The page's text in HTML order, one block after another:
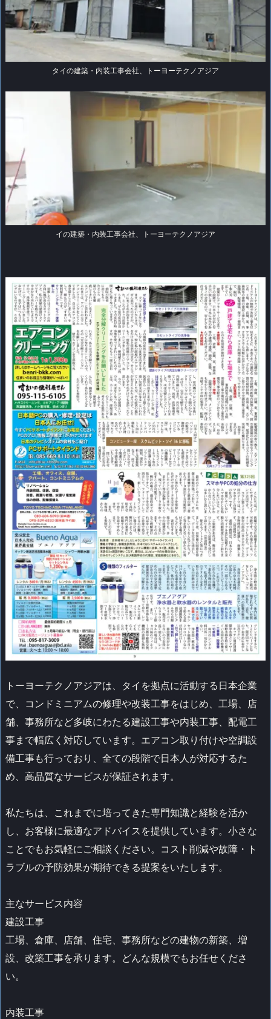
タイの建築・内装工事会社、トーヨーテクノアジア
イの建築・内装工事会社、トーヨーテクノアジア
トーヨーテクノアジアは、タイを拠点に活動する日本企業
で、コンドミニアムの修理や改装工事をはじめ、工場、店
舗、事務所など多岐にわたる建設工事や内装工事、配電工
事まで幅広く対応しています。エアコン取り付けや空調設
備工事も行っており、全ての段階で日本人が対応するた
め、高品質なサービスが保証されます。
私たちは、これまでに培ってきた専門知識と経験を活か
し、お客様に最適なアドバイスを提供しています。小さな
ことでもお気軽にご相談ください。コスト削減や故障・ト
ラブルの予防効果が期待できる提案をいたします。
主なサービス内容
建設工事
工場、倉庫、店舗、住宅、事務所などの建物の新築、増
設、改築工事を承ります。どんな規模でもお任せくださ
い。
内装工事